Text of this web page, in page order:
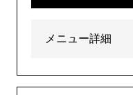
メニュー詳細